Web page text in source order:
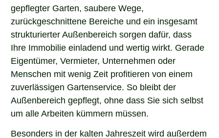
gepflegter Garten, saubere Wege,
zurückgeschnittene Bereiche und ein insgesamt
strukturierter Außenbereich sorgen dafür, dass
Ihre Immobilie einladend und wertig wirkt. Gerade
Eigentümer, Vermieter, Unternehmen oder
Menschen mit wenig Zeit profitieren von einem
zuverlässigen Gartenservice. So bleibt der
Außenbereich gepflegt, ohne dass Sie sich selbst
um alle Arbeiten kümmern müssen.
Besonders in der kalten Jahreszeit wird außerdem